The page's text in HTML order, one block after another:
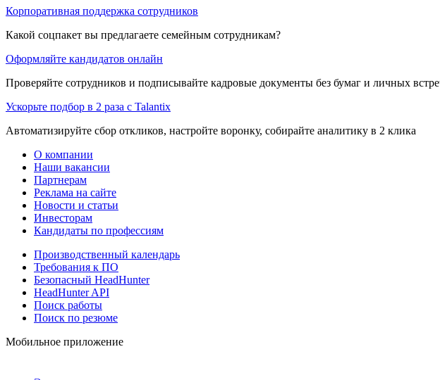
Корпоративная поддержка сотрудников
Какой соцпакет вы предлагаете семейным сотрудникам?
Оформляйте кандидатов онлайн
Проверяйте сотрудников и подписывайте кадровые документы без бумаг и личных
Ускорьте подбор в 2 раза с Talantix
Автоматизируйте сбор откликов, настройте воронку, собирайте аналитику в 2 клика
О компании
Наши вакансии
Партнерам
Реклама на сайте
Новости и статьи
Инвесторам
Кандидаты по профессиям
Производственный календарь
Требования к ПО
Безопасный HeadHunter
HeadHunter API
Поиск работы
Поиск по резюме
Мобильное приложение